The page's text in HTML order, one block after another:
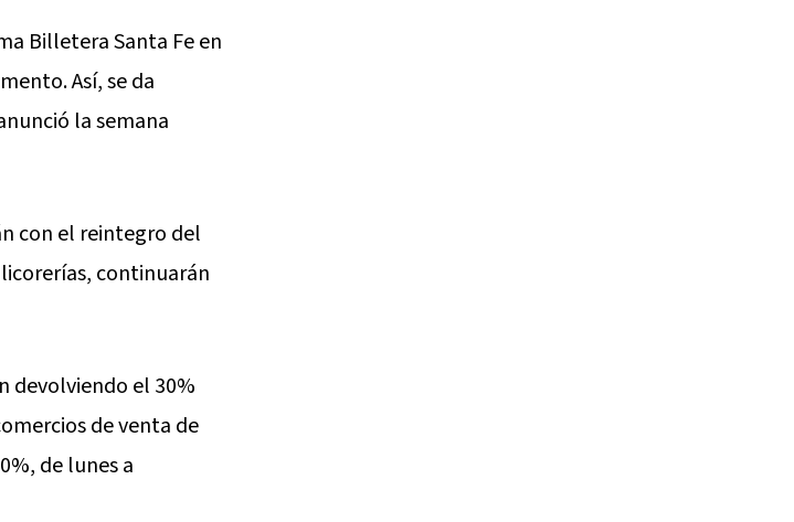
Billetera Santa Fe en
Así, se da
la semana
con el reintegro del
continuarán
devolviendo el 30%
de venta de
de lunes a